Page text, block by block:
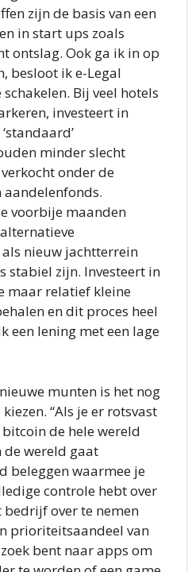
zijn de basis van een
in start ups zoals
ontslag. Ook ga ik in op
besloot ik e-Legal
Bij veel hotels
investeert in
minder slecht
onder de
aandelenfonds.
voorbije maanden
nieuw jachtterrein
stabiel zijn. Investeert in
maar relatief kleine
en dit proces heel
een lening met een lage
munten is het nog
“Als je er rotsvast
de hele wereld
de wereld gaat
beleggen waarmee je
controle hebt over
bedrijf over te nemen
prioriteitsaandeel van
bent naar apps om